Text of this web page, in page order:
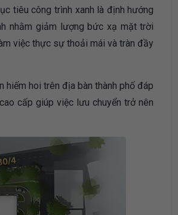
tiêu công trình xanh là định hướng
nhằm giảm lượng bức xạ mặt trời
việc thực sự thoải mái và tràn đầy
hoi trên địa bàn thành phố đáp
cấp giúp việc lưu chuyển trở nên